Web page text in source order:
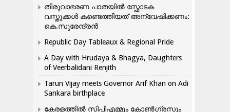
തിരുവാഭരണ പാതയിൽ സ്ഫോടക
വസ്തുക്കൾ കണ്ടെത്തിയത് അന്വേഷിക്കണം:
കെ.സുരേന്ദ്രൻ
Republic Day Tableaux & Regional Pride
A Day with Hrudaya & Bhagya, Daughters
of Veerbalidani Renjith
Tarun Vijay meets Governor Arif Khan on Adi
Sankara birthplace
കേരളത്തിൽ സിപിഎമ്മും കോൺ​ഗ്രസും